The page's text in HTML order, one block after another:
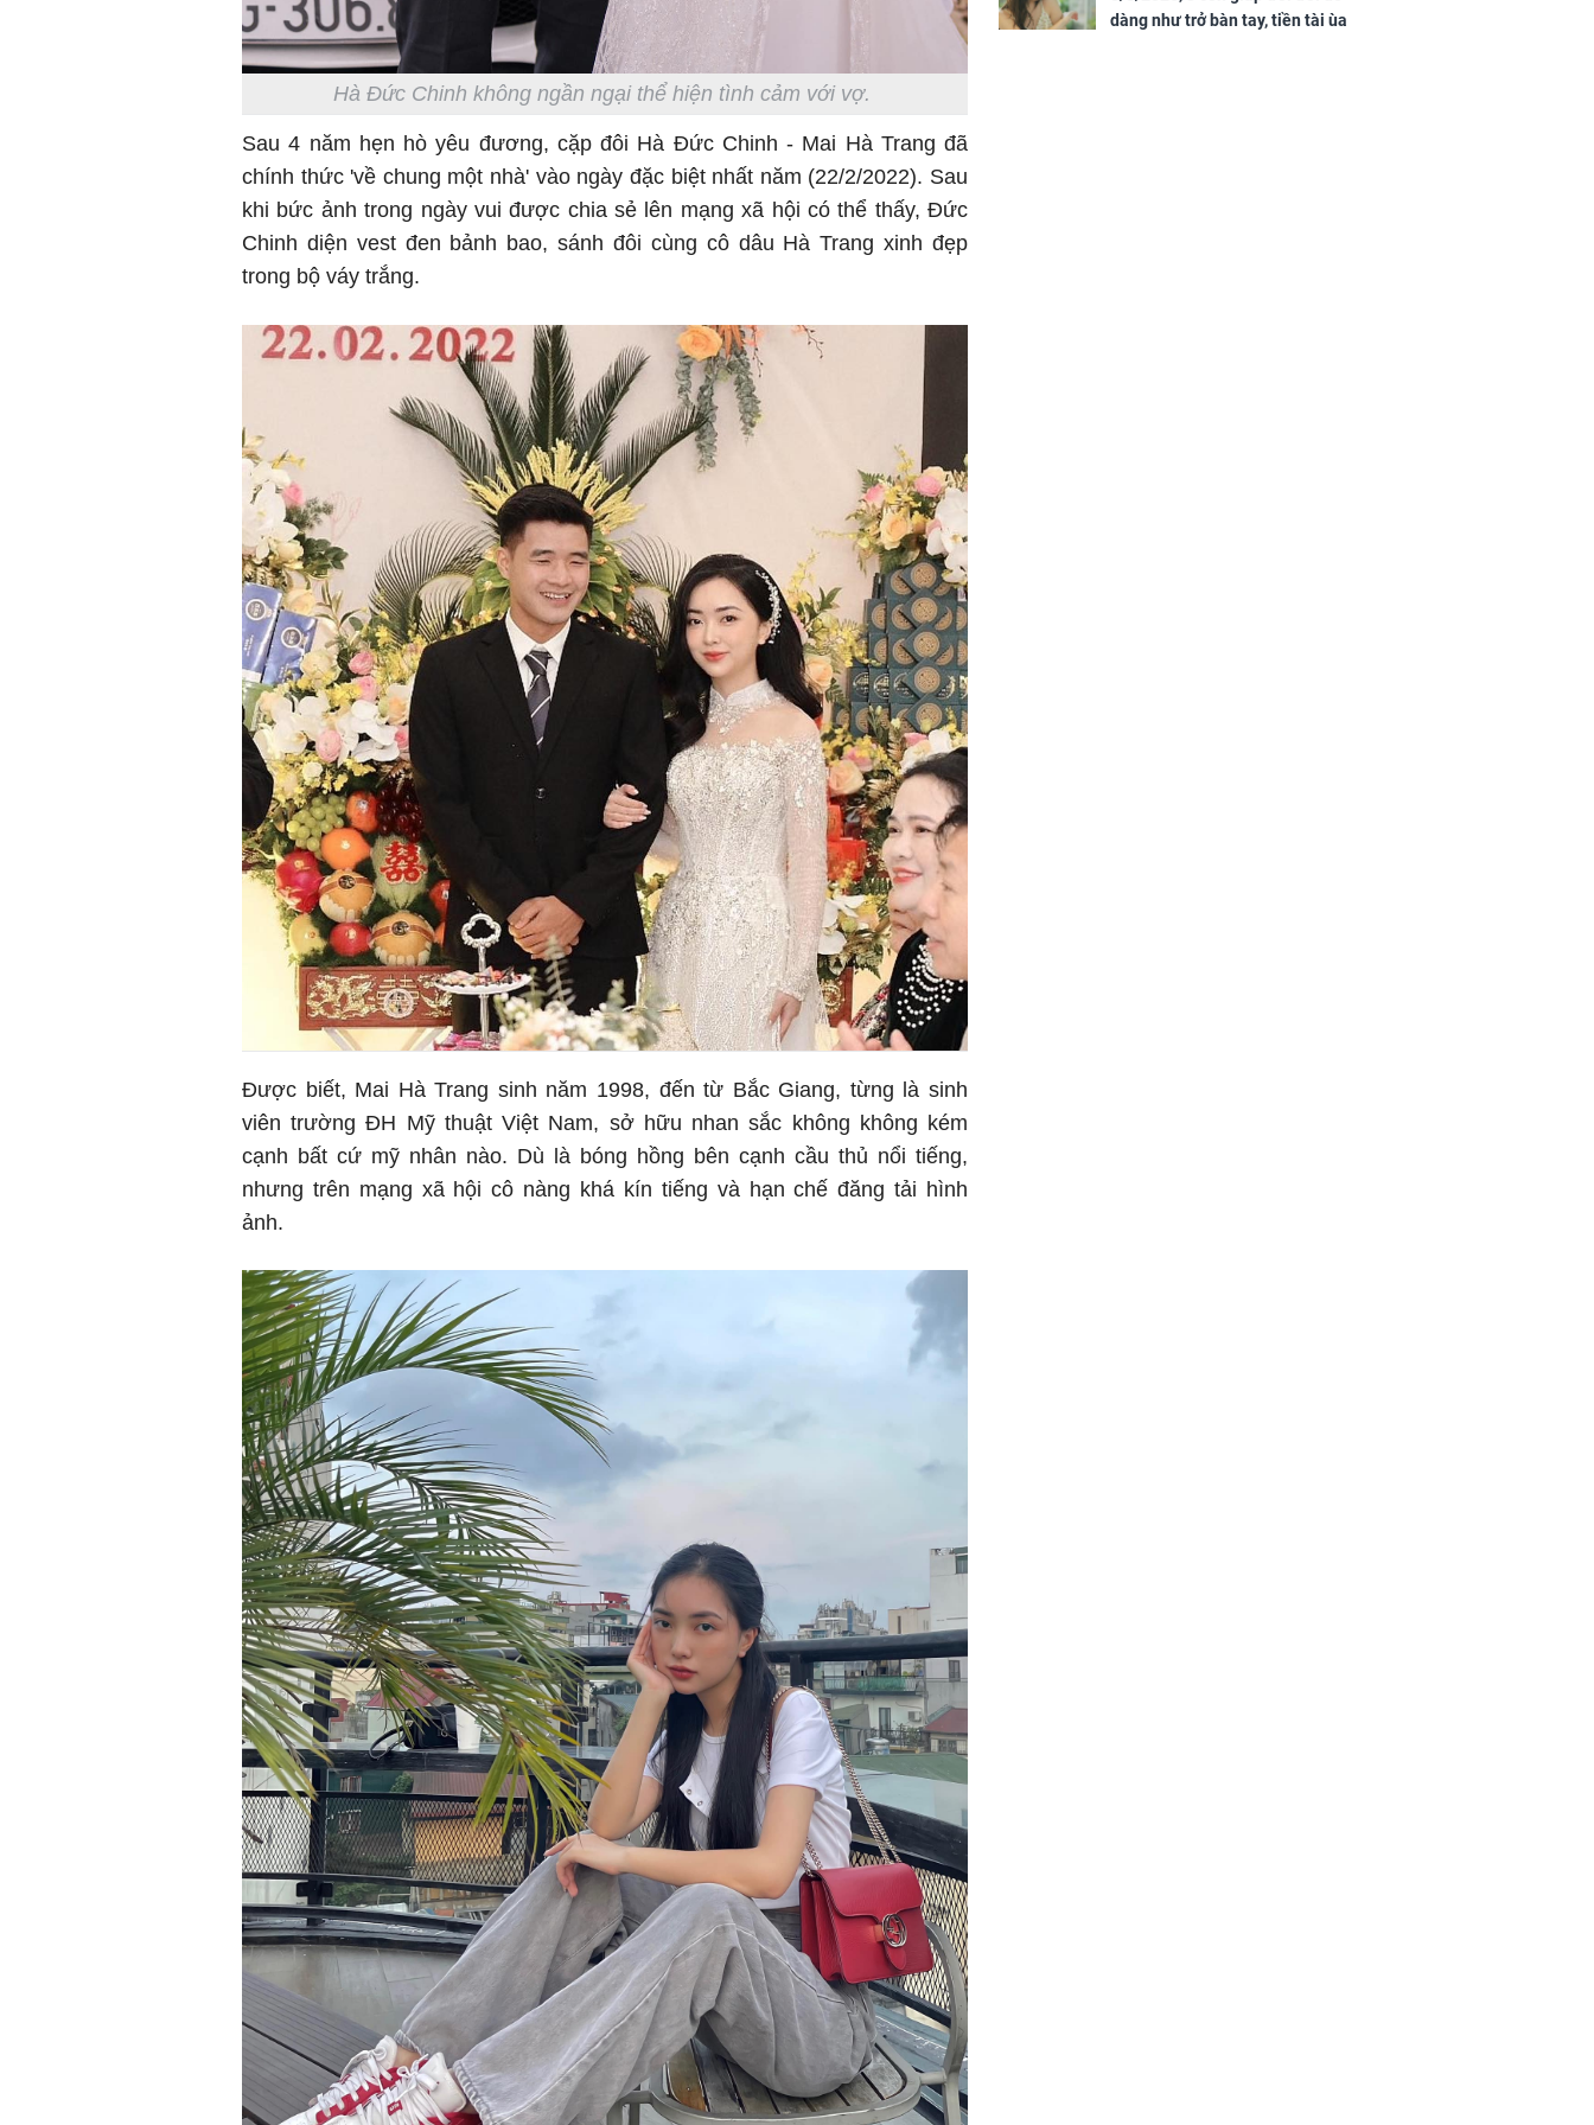
Hà Đức Chinh không ngần ngại thể hiện tình cảm với vợ.
Sau 4 năm hẹn hò yêu đương, cặp đôi Hà Đức Chinh - Mai Hà Trang đã
chính thức 'về chung một nhà' vào ngày đặc biệt nhất năm (22/2/2022). Sau
khi bức ảnh trong ngày vui được chia sẻ lên mạng xã hội có thể thấy, Đức
Chinh diện vest đen bảnh bao, sánh đôi cùng cô dâu Hà Trang xinh đẹp
trong bộ váy trắng.
Được biết, Mai Hà Trang sinh năm 1998, đến từ Bắc Giang, từng là sinh
viên trường ĐH Mỹ thuật Việt Nam, sở hữu nhan sắc không không kém
cạnh bất cứ mỹ nhân nào. Dù là bóng hồng bên cạnh cầu thủ nổi tiếng,
nhưng trên mạng xã hội cô nàng khá kín tiếng và hạn chế đăng tải hình
ảnh.
sung túc
dàng như trở bàn tay, tiền tài ùa